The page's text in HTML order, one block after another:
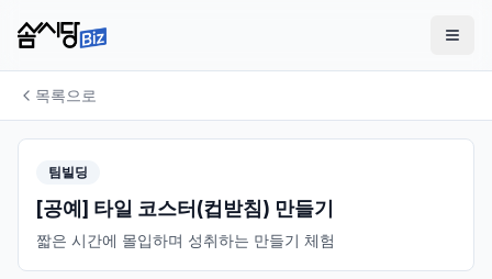
목록으로
팀빌딩
[공예] 타일 코스터(컵받침) 만들기
짧은 시간에 몰입하며 성취하는 만들기 체험